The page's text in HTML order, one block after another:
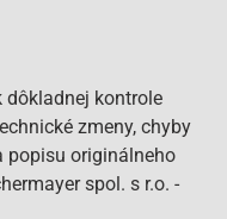
dôkladnej kontrole
zmeny, chyby
popisu originálneho
spol. s r.o. -